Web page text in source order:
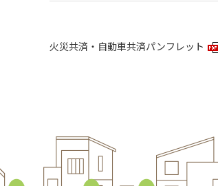
火災共済・自動車共済パンフレット